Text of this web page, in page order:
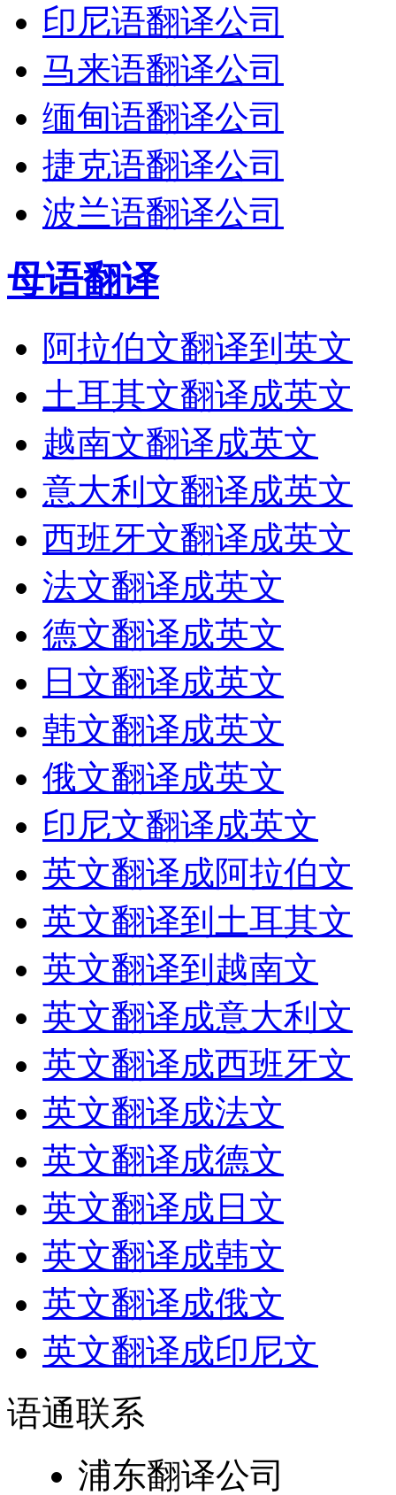
印尼语翻译公司
马来语翻译公司
缅甸语翻译公司
捷克语翻译公司
波兰语翻译公司
母语翻译
阿拉伯文翻译到英文
土耳其文翻译成英文
越南文翻译成英文
意大利文翻译成英文
西班牙文翻译成英文
法文翻译成英文
德文翻译成英文
日文翻译成英文
韩文翻译成英文
俄文翻译成英文
印尼文翻译成英文
英文翻译成阿拉伯文
英文翻译到土耳其文
英文翻译到越南文
英文翻译成意大利文
英文翻译成西班牙文
英文翻译成法文
英文翻译成德文
英文翻译成日文
英文翻译成韩文
英文翻译成俄文
英文翻译成印尼文
语通联系
浦东翻译公司